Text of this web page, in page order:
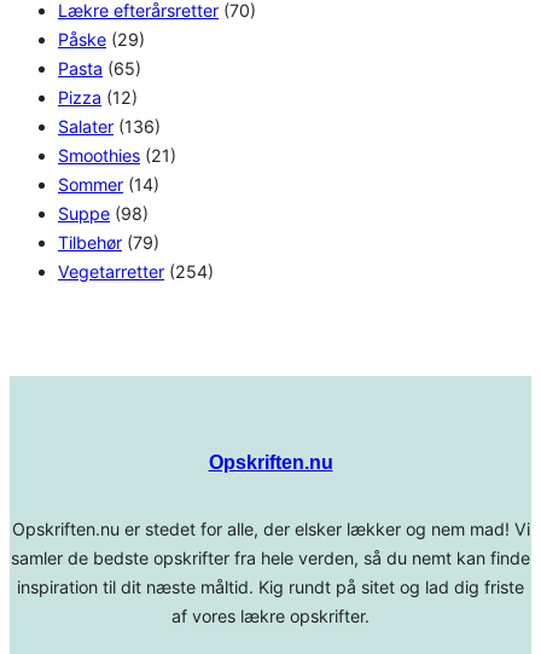
Lækre efterårsretter (70)
Påske (29)
Pasta (65)
Pizza (12)
Salater (136)
Smoothies (21)
Sommer (14)
Suppe (98)
Tilbehør (79)
Vegetarretter (254)
Opskriften.nu
Opskriften.nu er stedet for alle, der elsker lækker og nem mad! Vi
samler de bedste opskrifter fra hele verden, så du nemt kan finde
inspiration til dit næste måltid. Kig rundt på sitet og lad dig friste
af vores lækre opskrifter.